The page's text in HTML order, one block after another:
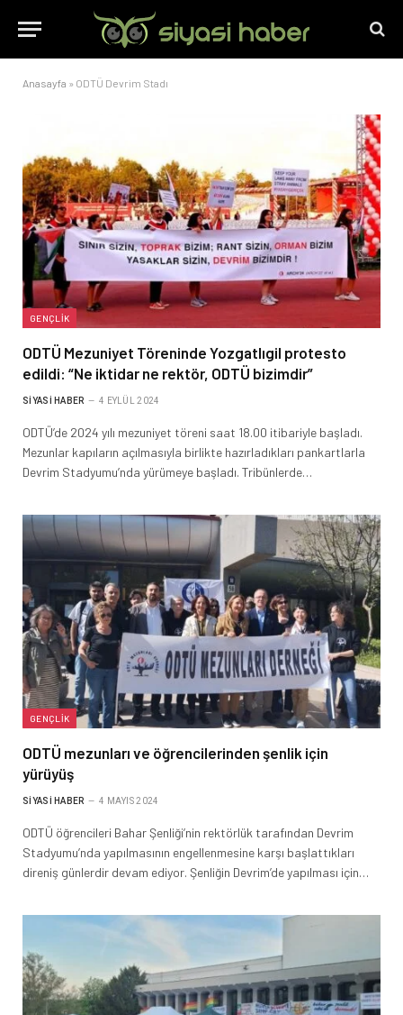
Anasayfa » ODTÜ Devrim Stadı
GENÇLIK
ODTÜ Mezuniyet Töreninde Yozgatlıgil protesto
edildi: “Ne iktidar ne rektör, ODTÜ bizimdir”
SIYASI HABER 4 EYLÜL 2024
ODTÜ’de 2024 yılı mezuniyet töreni saat 18.00 itibariyle başladı.
Mezunlar kapıların açılmasıyla birlikte hazırladıkları pankartlarla
Devrim Stadyumu’nda yürümeye başladı. Tribünlerde…
GENÇLIK
ODTÜ mezunları ve öğrencilerinden şenlik için
yürüyüş
SIYASI HABER 4 MAYIS 2024
ODTÜ öğrencileri Bahar Şenliği’nin rektörlük tarafından Devrim
Stadyumu’nda yapılmasının engellenmesine karşı başlattıkları
direniş günlerdir devam ediyor. Şenliğin Devrim’de yapılması için…